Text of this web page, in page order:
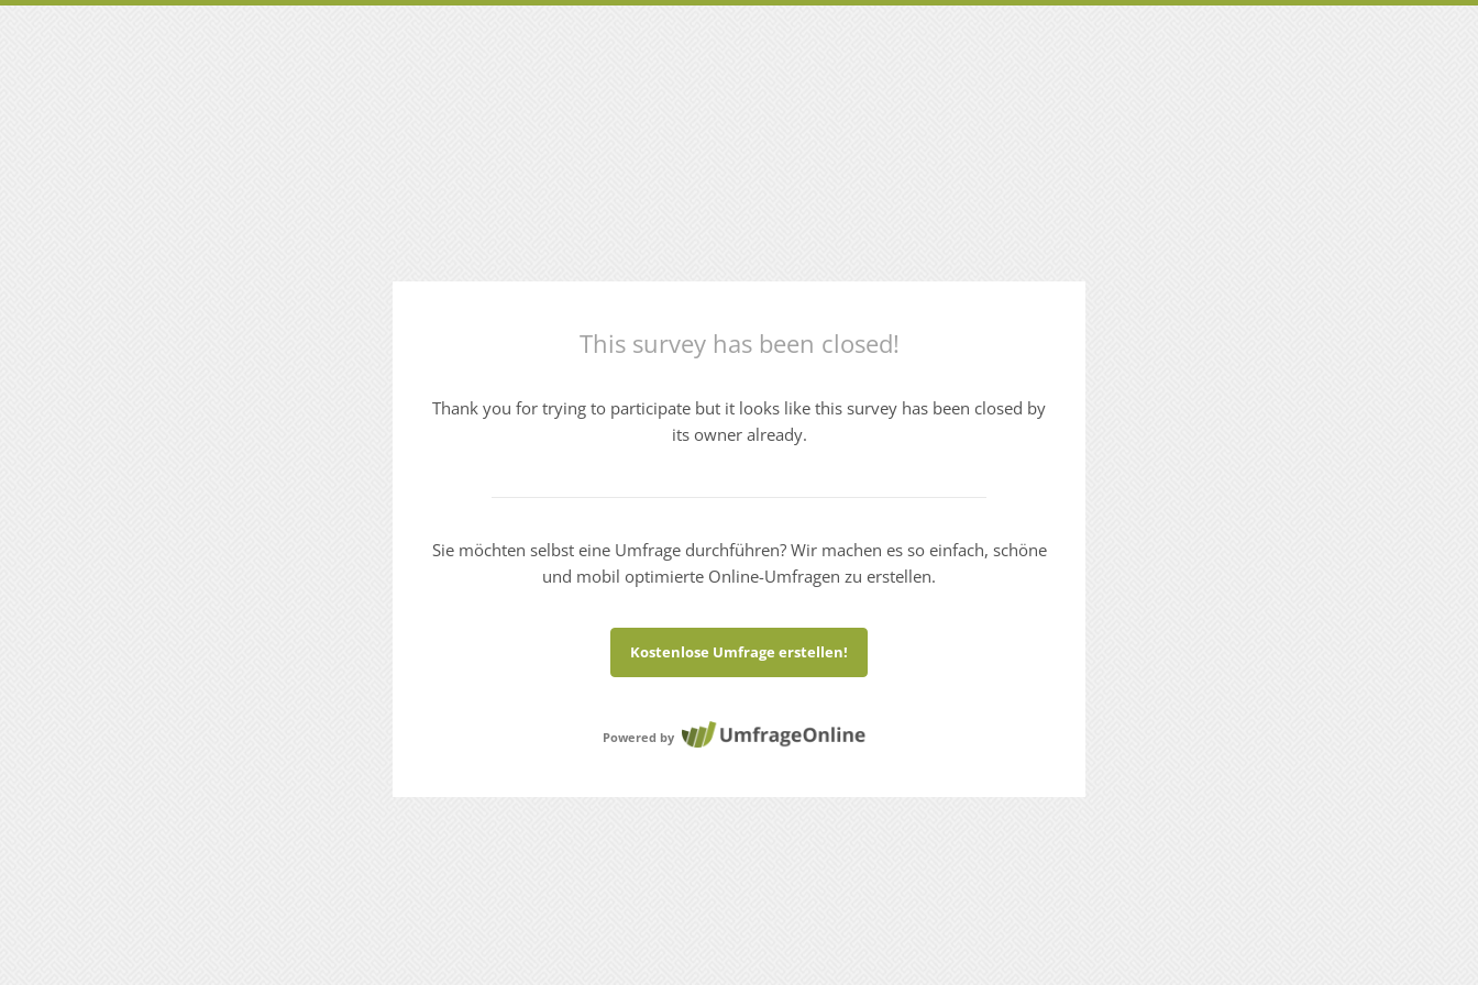
This survey has been closed!
Thank you for trying to participate but it looks like this survey has been closed by
its owner already.
Sie möchten selbst eine Umfrage durchführen? Wir machen es so einfach, schöne
und mobil optimierte Online-Umfragen zu erstellen.
Kostenlose Umfrage erstellen!
Powered by